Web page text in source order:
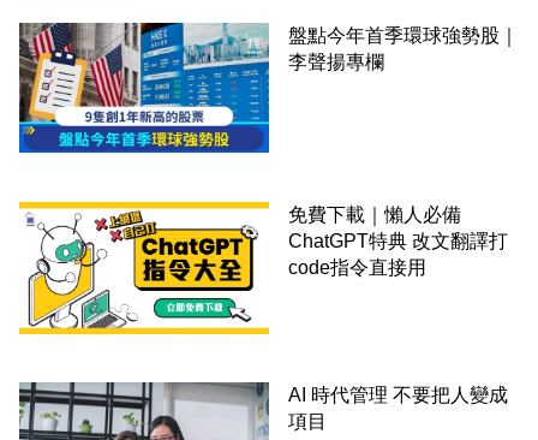
盤點今年首季環球強勢股｜
李聲揚專欄
免費下載｜懶人必備
ChatGPT特典 改文翻譯打
code指令直接用
AI 時代管理 不要把人變成
項目